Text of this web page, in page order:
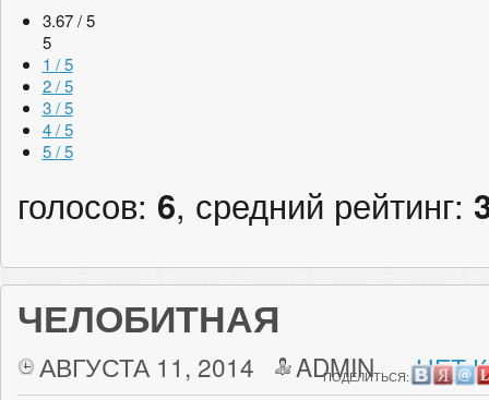
3.67 / 5
5
1 / 5
2 / 5
3 / 5
4 / 5
5 / 5
голосов: 6, средний рейтинг:
ЧЕЛОБИТНАЯ
АВГУСТА 11, 2014 ADMIN НЕТ
ПОДЕЛИТЬСЯ: